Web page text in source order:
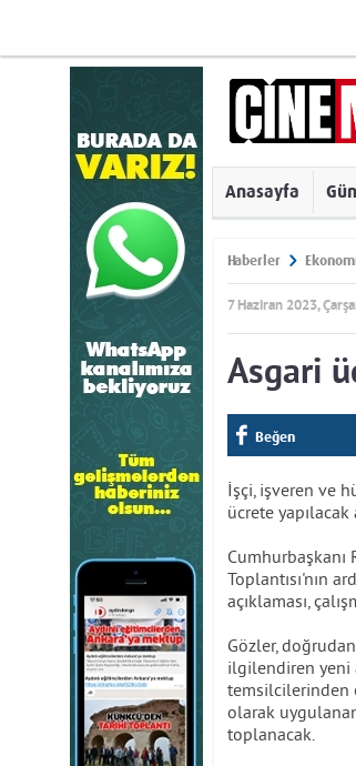
Anasayfa
Haberler
7 Haziran 2023,
Asgari
Beğen
İşçi, işveren ve
ücrete
Cumhurbaşkanı
Toplantısı'nın
açıklaması,
Gözler,
ilgilendiren yeni
temsilcilerinden
olarak
toplanacak.